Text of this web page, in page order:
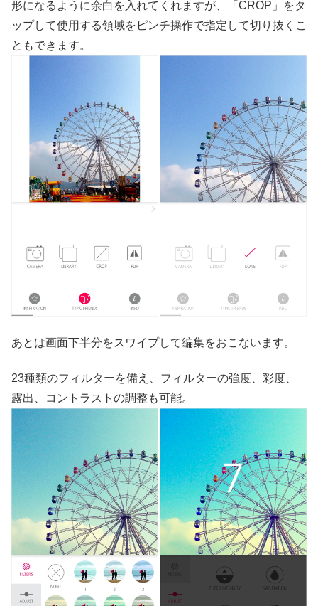
形になるように余白を入れてくれますが、「CROP」をタ
ップして使用する領域をピンチ操作で指定して切り抜くこ
ともできます。
あとは画面下半分をスワイプして編集をおこないます。
23種類のフィルターを備え、フィルターの強度、彩度、
露出、コントラストの調整も可能。